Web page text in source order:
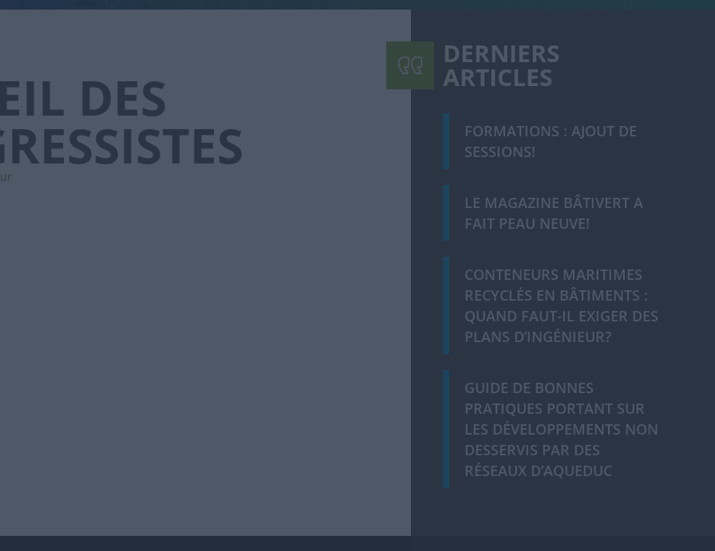
DES
DERNIERS
ARTICLES
FORMATIONS : AJOUT DE
SESSIONS!
LE MAGAZINE BÂTIVERT A
FAIT PEAU NEUVE!
CONTENEURS MARITIMES
RECYCLÉS EN BÂTIMENTS :
QUAND FAUT-IL EXIGER DES
PLANS D’INGÉNIEUR?
GUIDE DE BONNES
PRATIQUES PORTANT SUR
LES DÉVELOPPEMENTS NON
DESSERVIS PAR DES
RÉSEAUX D’AQUEDUC